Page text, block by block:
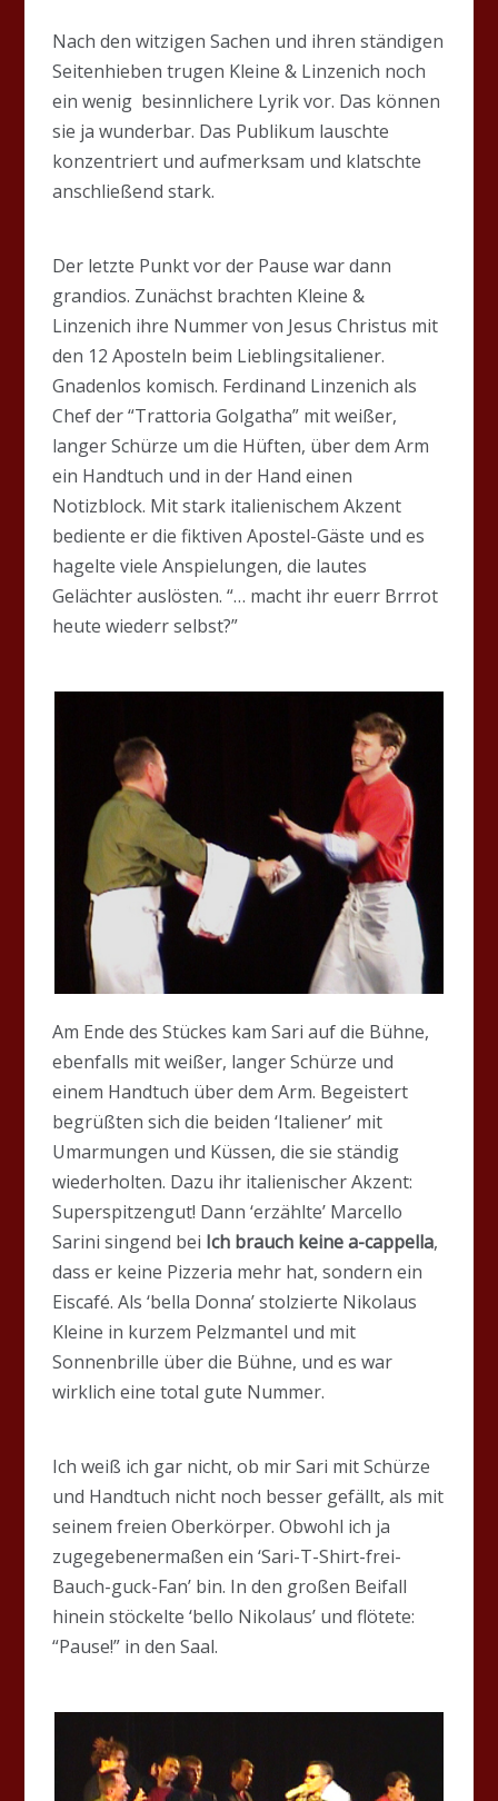
Nach den witzigen Sachen und ihren ständigen
Seitenhieben trugen Kleine & Linzenich noch
ein wenig besinnlichere Lyrik vor. Das können
sie ja wunderbar. Das Publikum lauschte
konzentriert und aufmerksam und klatschte
anschließend stark.
Der letzte Punkt vor der Pause war dann
grandios. Zunächst brachten Kleine &
Linzenich ihre Nummer von Jesus Christus mit
den 12 Aposteln beim Lieblingsitaliener.
Gnadenlos komisch. Ferdinand Linzenich als
Chef der “Trattoria Golgatha” mit weißer,
langer Schürze um die Hüften, über dem Arm
ein Handtuch und in der Hand einen
Notizblock. Mit stark italienischem Akzent
bediente er die fiktiven Apostel-Gäste und es
hagelte viele Anspielungen, die lautes
Gelächter auslösten. “… macht ihr euerr Brrrot
heute wiederr selbst?”
Am Ende des Stückes kam Sari auf die Bühne,
ebenfalls mit weißer, langer Schürze und
einem Handtuch über dem Arm. Begeistert
begrüßten sich die beiden ‘Italiener’ mit
Umarmungen und Küssen, die sie ständig
wiederholten. Dazu ihr italienischer Akzent:
Superspitzengut! Dann ‘erzählte’ Marcello
Sarini singend bei Ich brauch keine a-cappella,
dass er keine Pizzeria mehr hat, sondern ein
Eiscafé. Als ‘bella Donna’ stolzierte Nikolaus
Kleine in kurzem Pelzmantel und mit
Sonnenbrille über die Bühne, und es war
wirklich eine total gute Nummer.
Ich weiß ich gar nicht, ob mir Sari mit Schürze
und Handtuch nicht noch besser gefällt, als mit
seinem freien Oberkörper. Obwohl ich ja
zugegebenermaßen ein ‘Sari-T-Shirt-frei-
Bauch-guck-Fan’ bin. In den großen Beifall
hinein stöckelte ‘bello Nikolaus’ und flötete:
“Pause!” in den Saal.